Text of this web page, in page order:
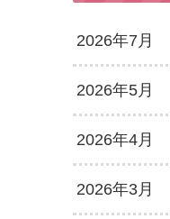
2026年7月
2026年5月
2026年4月
2026年3月